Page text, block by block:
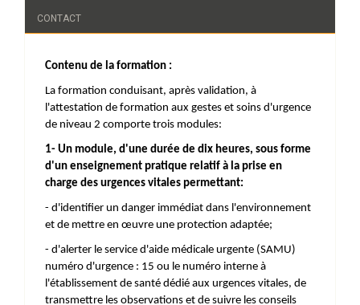
CONTACT
Contenu de la formation :
La formation conduisant, après validation, à
l'attestation de formation aux gestes et soins d'urgence
de niveau 2 comporte trois modules:
1- Un module, d'une durée de dix heures, sous forme
d'un enseignement pratique relatif à la prise en
charge des urgences vitales permettant:
- d'identifier un danger immédiat dans l'environnement
et de mettre en œuvre une protection adaptée;
- d'alerter le service d'aide médicale urgente (SAMU)
numéro d'urgence : 15 ou le numéro interne à
l'établissement de santé dédié aux urgences vitales, de
transmettre les observations et de suivre les conseils